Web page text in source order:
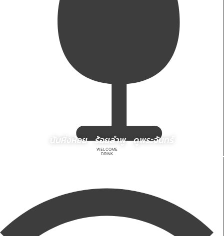
นับหิ่งห้อย ร้อยลำพู ดูพระจันทร์
WELCOME
DRINK